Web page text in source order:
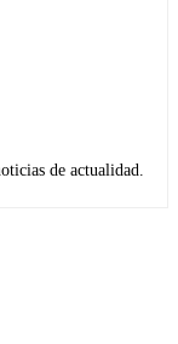
de actualidad.